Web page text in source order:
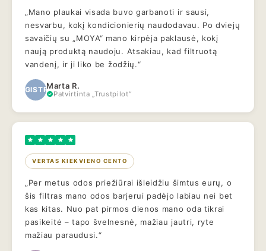
„Mano plaukai visada buvo garbanoti ir sausi,
nesvarbu, kokį kondicionierių naudodavau. Po dviejų
savaičių su „MOYA“ mano kirpėja paklausė, kokį
naują produktą naudoju. Atsakiau, kad filtruotą
vandenį, ir ji liko be žodžių.“
MAGISTRASMarta R.
Patvirtinta „Trustpilot“
VERTAS KIEKVIENO CENTO
„Per metus odos priežiūrai išleidžiu šimtus eurų, o
šis filtras mano odos barjerui padėjo labiau nei bet
kas kitas. Nuo pat pirmos dienos mano oda tikrai
pasikeitė – tapo švelnesnė, mažiau jautri, ryte
mažiau paraudusi.“